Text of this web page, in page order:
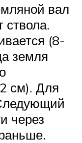
вал
ствола.
(8-
земля
см). Для
через